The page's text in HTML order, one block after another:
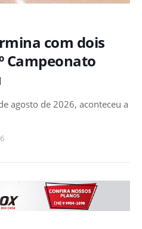
com dois
Campeonato
agosto de 2026, aconteceu a